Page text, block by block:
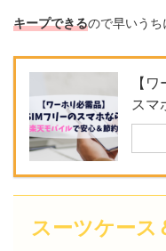
キープできるので早いうち
【
スマ
スーツケース